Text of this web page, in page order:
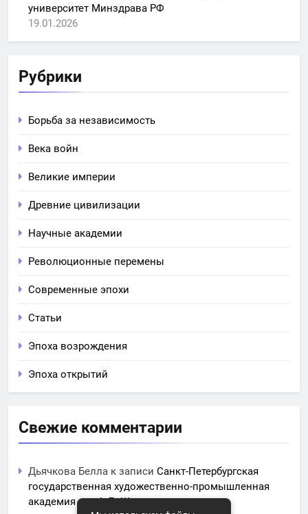
университет Минздрава РФ
19.01.2026
Рубрики
Борьба за независимость
Века войн
Великие империи
Древние цивилизации
Научные академии
Революционные перемены
Современные эпохи
Статьи
Эпоха возрождения
Эпоха открытий
Свежие комментарии
Дьячкова Белла к записи Санкт-Петербургская
государственная художественно-промышленная
академия им. А.Л. Штиглица